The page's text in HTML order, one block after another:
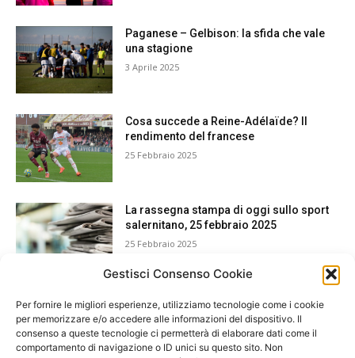
Gestisci Consenso Cookie
Per fornire le migliori esperienze, utilizziamo tecnologie come i cookie
per memorizzare e/o accedere alle informazioni del dispositivo. Il
consenso a queste tecnologie ci permetterà di elaborare dati come il
comportamento di navigazione o ID unici su questo sito. Non
Paganese – Gelbison: la sfida che vale
una stagione
3 Aprile 2025
Cosa succede a Reine-Adélaïde? Il
rendimento del francese
25 Febbraio 2025
La rassegna stampa di oggi sullo sport
salernitano, 25 febbraio 2025
25 Febbraio 2025